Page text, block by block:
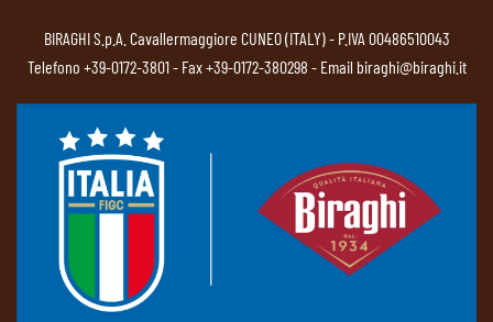
BIRAGHI S.p.A. Cavallermaggiore CUNEO (ITALY) - P.IVA 00486510043
Telefono +39-0172-3801- Fax +39-0172-380298 - Email biraghi@biraghi.it